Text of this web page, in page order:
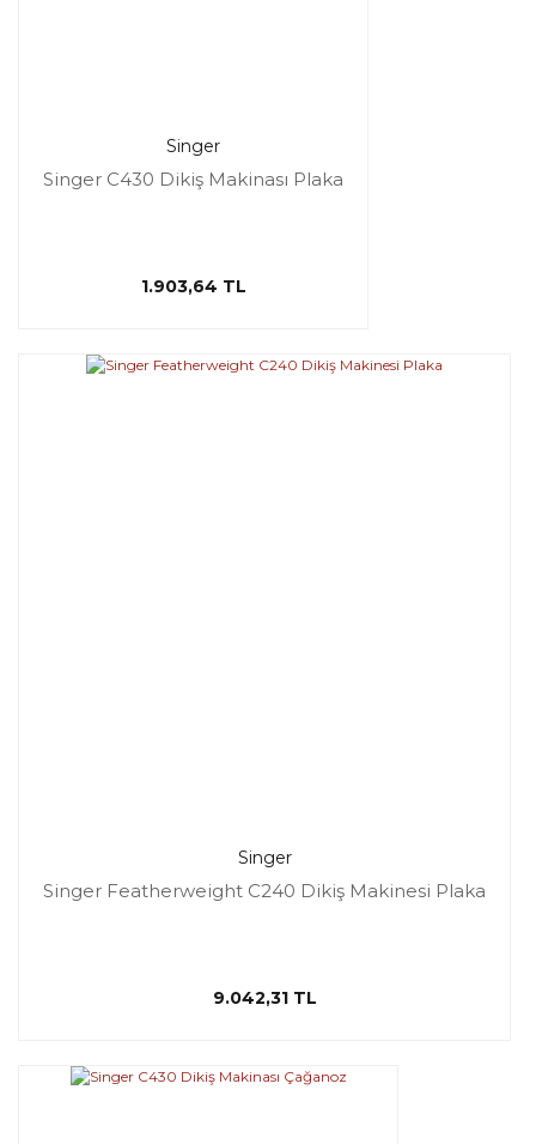
Singer
Singer C430 Dikiş Makinası Plaka
1.903,64 TL
Singer
Singer Featherweight C240 Dikiş Makinesi Plaka
9.042,31 TL